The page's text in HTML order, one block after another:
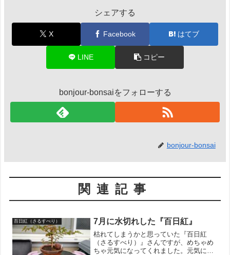
シェアする
X Facebook はてブ
LINE コピー
bonjour-bonsaiをフォローする
bonjour-bonsai
関連記事
百日紅（さるすべり） 7月に水切れした『百日紅』
枯れてしまうかと思っていた『百日紅
（さるすべり）』さんですが、めちゃめ
ちゃ元気になってくれました。元気にな